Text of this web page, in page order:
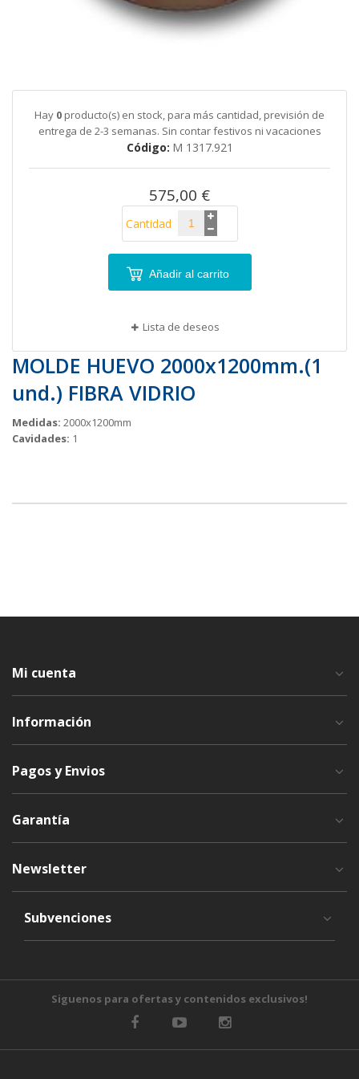
comienzo
galería
imágenes
Hay 0 producto(s) en stock, para más cantidad, previsión de
entrega de 2-3 semanas. Sin contar festivos ni vacaciones
Código M 1317.921
575,00 €
Cantidad
Añadir al carrito
Lista de deseos
MOLDE HUEVO 2000x1200mm.(1
und.) FIBRA VIDRIO
Medidas: 2000x1200mm
Cavidades: 1
Mi cuenta
Información
Pagos y Envios
Garantía
Newsletter
Subvenciones
Siguenos para ofertas y contenidos exclusivos!